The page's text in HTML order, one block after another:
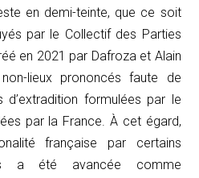
en demi-teinte, que ce soit
par le Collectif des Parties
en 2021 par Dafroza et Alain
lieux prononcés faute de
formulées par le
par la France. À cet égard,
française par certains
a été avancée comme